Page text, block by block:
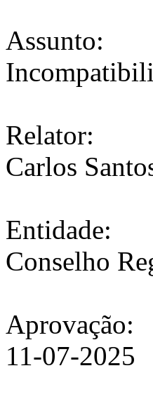
Assunto:
Relator:
Carlos
Entidade:
Conselho
Aprovação:
11-07-2025